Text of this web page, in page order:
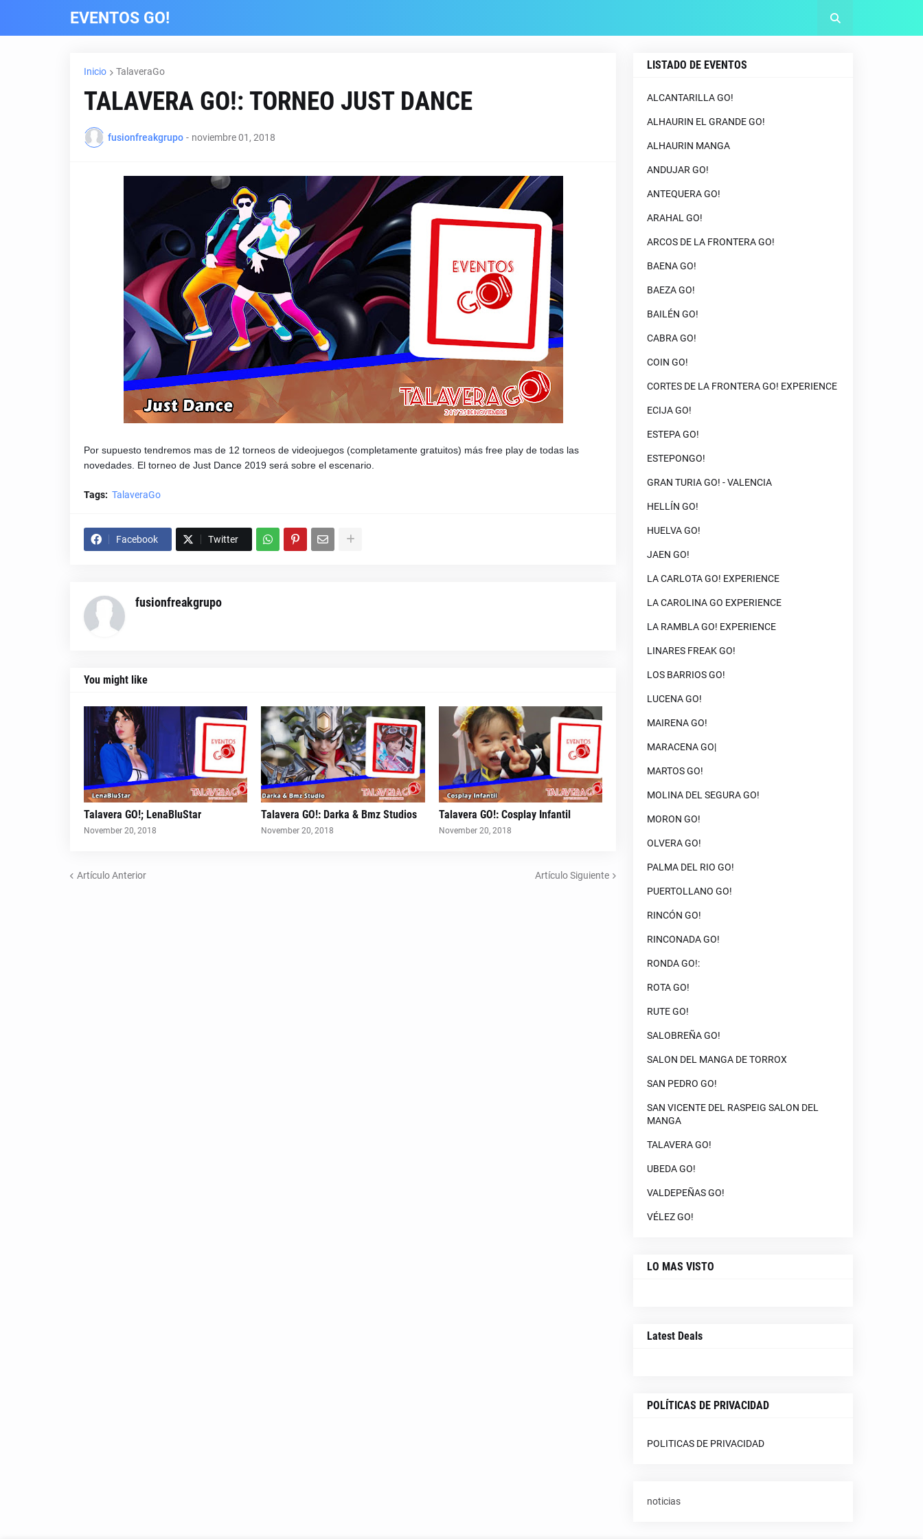
EVENTOS GO!
Inicio TalaveraGo
TALAVERA GO!: TORNEO JUST DANCE
fusionfreakgrupo - noviembre 01, 2018
Por supuesto tendremos mas de 12 torneos de videojuegos (completamente gratuitos) más free play de todas las
novedades. El torneo de Just Dance 2019 será sobre el escenario.
Tags: TalaveraGo
Facebook Twitter
fusionfreakgrupo
You might like
Talavera GO!; LenaBluStar
November 20, 2018
Talavera GO!: Darka & Bmz Studios
November 20, 2018
Talavera GO!: Cosplay Infantil
November 20, 2018
Artículo Anterior Artículo Siguiente
LISTADO DE EVENTOS
ALCANTARILLA GO!
ALHAURIN EL GRANDE GO!
ALHAURIN MANGA
ANDUJAR GO!
ANTEQUERA GO!
ARAHAL GO!
ARCOS DE LA FRONTERA GO!
BAENA GO!
BAEZA GO!
BAILÉN GO!
CABRA GO!
COIN GO!
CORTES DE LA FRONTERA GO! EXPERIENCE
ECIJA GO!
ESTEPA GO!
ESTEPONGO!
GRAN TURIA GO! - VALENCIA
HELLÍN GO!
HUELVA GO!
JAEN GO!
LA CARLOTA GO! EXPERIENCE
LA CAROLINA GO EXPERIENCE
LA RAMBLA GO! EXPERIENCE
LINARES FREAK GO!
LOS BARRIOS GO!
LUCENA GO!
MAIRENA GO!
MARACENA GO|
MARTOS GO!
MOLINA DEL SEGURA GO!
MORON GO!
OLVERA GO!
PALMA DEL RIO GO!
PUERTOLLANO GO!
RINCÓN GO!
RINCONADA GO!
RONDA GO!:
ROTA GO!
RUTE GO!
SALOBREÑA GO!
SALON DEL MANGA DE TORROX
SAN PEDRO GO!
SAN VICENTE DEL RASPEIG SALON DEL
MANGA
TALAVERA GO!
UBEDA GO!
VALDEPEÑAS GO!
VÉLEZ GO!
LO MAS VISTO
Latest Deals
POLÍTICAS DE PRIVACIDAD
POLITICAS DE PRIVACIDAD
noticias